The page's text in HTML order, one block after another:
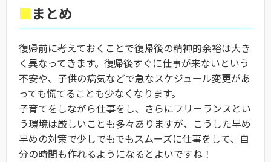
■まとめ
復帰前に考えておくことで復帰後の精神的余裕は大き
く異なってきます。復帰後すぐに仕事が来ないという
不安や、子供の病気などで急なスケジュール変更があ
っても慌てることも少なくなります。
子育てをしながら仕事をし、さらにフリーランスとい
う環境は厳しいことも多々ありますが、こうした早め
早めの対策で少しでもでもスムーズに仕事をして、自
分の時間も作れるようになるとよいですね！